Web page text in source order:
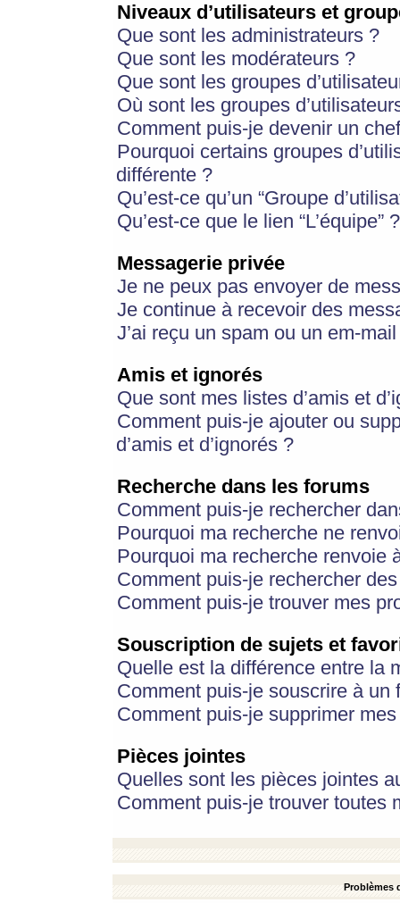
Niveaux d’utilisateurs et
Que sont les administrateurs ?
Que sont les modérateurs ?
Que sont les groupes
Où sont les groupes
Comment puis-je devenir un
Pourquoi certains groupes
différente ?
Qu’est-ce qu’un “Groupe
Qu’est-ce que le lien “L’équipe” ?
Messagerie privée
Je ne peux pas envoyer de
Je continue à recevoir des
J’ai reçu un spam ou un em-
Amis et ignorés
Que sont mes listes d’amis et
Comment puis-je ajouter ou
d’amis et d’ignorés ?
Recherche dans les forums
Comment puis-je rechercher
Pourquoi ma recherche ne
Pourquoi ma recherche renvoie
Comment puis-je rechercher
Comment puis-je trouver mes
Souscription de sujets et
Quelle est la différence entre la
Comment puis-je souscrire à
Comment puis-je supprimer
Pièces jointes
Quelles sont les pièces jointes
Comment puis-je trouver toutes
Problèmes